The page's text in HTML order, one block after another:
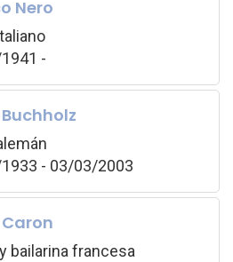
Nero
-
- 03/03/2003
Caron
bailarina francesa